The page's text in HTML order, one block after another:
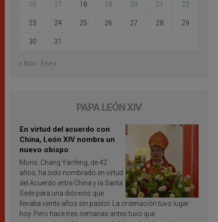
16 17 18 19 20 21 22
23 24 25 26 27 28 29
30 31
« Nov Ene »
PAPA LEÓN XIV
En virtud del acuerdo con
China, León XIV nombra un
nuevo obispo
Mons. Chang Yanfeng, de 42
años, ha sido nombrado en virtud
del Acuerdo entre China y la Santa
Sede para una diócesis que
llevaba veinte años sin pastor. La ordenación tuvo lugar
hoy. Pero hace tres semanas antes tuvo que